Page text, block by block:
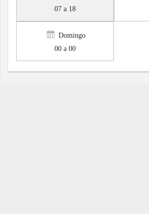
07 a 18
Domingo
00 a 00